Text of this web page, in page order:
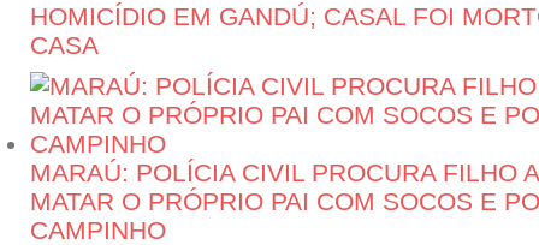
HOMICÍDIO EM GANDÚ; CASAL FOI
CASA
MARAÚ: POLÍCIA CIVIL PROCURA FILHO
MATAR O PRÓPRIO PAI COM SOCOS E
CAMPINHO